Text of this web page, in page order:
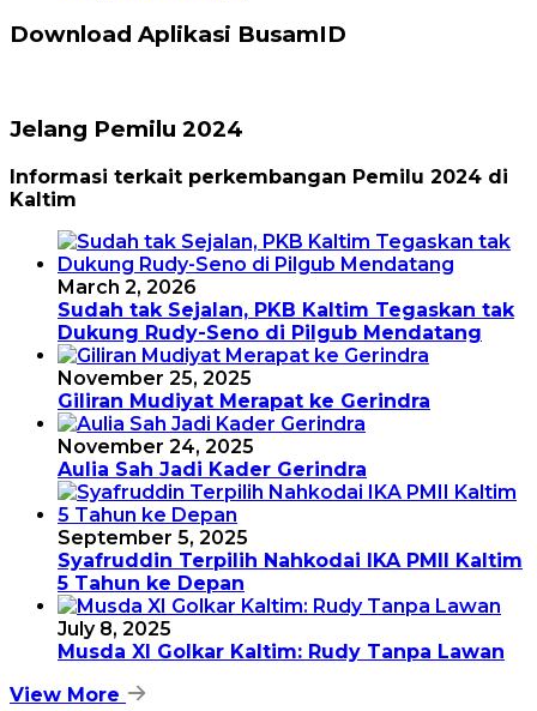
Download Aplikasi BusamID
Jelang Pemilu 2024
Informasi terkait perkembangan Pemilu 2024 di
Kaltim
March 2, 2026
Sudah tak Sejalan, PKB Kaltim Tegaskan tak
Dukung Rudy-Seno di Pilgub Mendatang
November 25, 2025
Giliran Mudiyat Merapat ke Gerindra
November 24, 2025
Aulia Sah Jadi Kader Gerindra
September 5, 2025
Syafruddin Terpilih Nahkodai IKA PMII Kaltim
5 Tahun ke Depan
July 8, 2025
Musda XI Golkar Kaltim: Rudy Tanpa Lawan
View More